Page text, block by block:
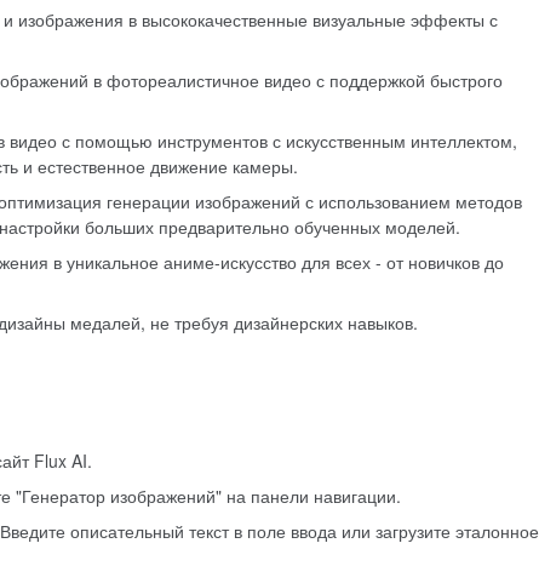
и изображения в высококачественные визуальные эффекты с
в фотореалистичное видео с поддержкой быстрого
с помощью инструментов с искусственным интеллектом,
и естественное движение камеры.
генерации изображений с использованием методов
больших предварительно обученных моделей.
в уникальное аниме-искусство для всех - от новичков до
медалей, не требуя дизайнерских навыков.
Flux AI.
"Генератор изображений" на панели навигации.
описательный текст в поле ввода или загрузите эталонное